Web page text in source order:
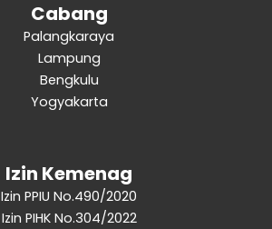
Cabang
Palangkaraya
Lampung
Bengkulu
Yogyakarta
Izin Kemenag
Izin PPIU No.490/2020
Izin PIHK No.304/2022